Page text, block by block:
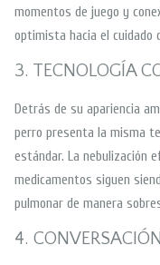
momentos de juego y
optimista hacia el cuidado
3. TECNOLOGÍA
Detrás de su apariencia
perro presenta la misma
estándar. La nebulización
medicamentos siguen
pulmonar de manera
4.